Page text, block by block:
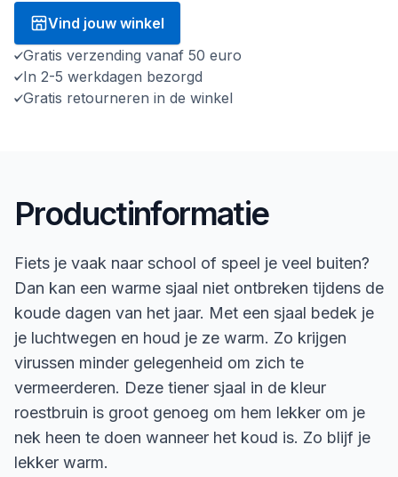
Vind jouw winkel
Gratis verzending vanaf 50 euro
In 2-5 werkdagen bezorgd
Gratis retourneren in de winkel
Productinformatie
Fiets je vaak naar school of speel je veel buiten?
Dan kan een warme sjaal niet ontbreken tijdens de
koude dagen van het jaar. Met een sjaal bedek je
je luchtwegen en houd je ze warm. Zo krijgen
virussen minder gelegenheid om zich te
vermeerderen. Deze tiener sjaal in de kleur
roestbruin is groot genoeg om hem lekker om je
nek heen te doen wanneer het koud is. Zo blijf je
lekker warm.